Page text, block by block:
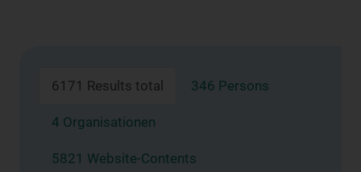
6171 Results total 346 Persons
4 Organisationen
5821 Website-Contents